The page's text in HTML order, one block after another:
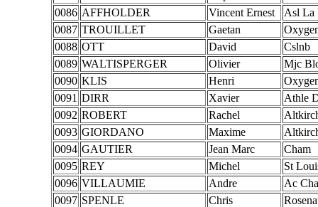
0086 AFFHOLDER Vincent Ernest
Asl La
0087 TROUILLET Gaetan
0088 OTT David
Cslnb
0089 WALTISPERGER Olivier
Mjc
0090 KLIS Henri
0091 DIRR Xavier
Athle
0092 ROBERT Rachel
0093 GIORDANO Maxime
0094 GAUTIER Jean Marc
Cham
0095 REY Michel
St
0096 VILLAUMIE Andre
Ac
0097 SPENLE Chris